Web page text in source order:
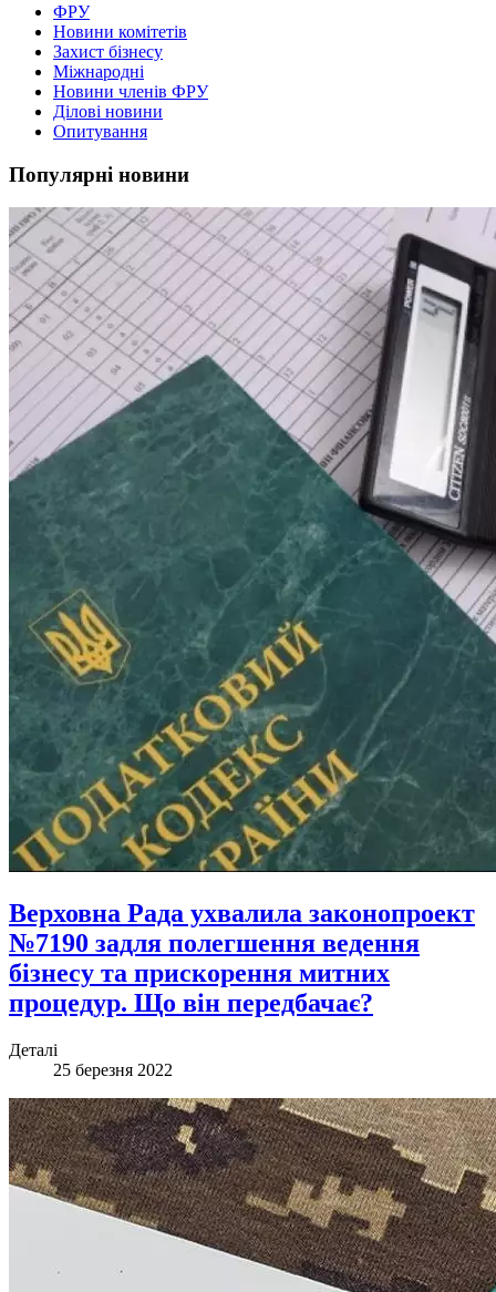
ФРУ
Новини комітетів
Захист бізнесу
Міжнародні
Новини членів ФРУ
Ділові новини
Опитування
Популярні новини
Верховна Рада ухвалила законопроект
№7190 задля полегшення ведення
бізнесу та прискорення митних
процедур. Що він передбачає?
Деталі
25 березня 2022